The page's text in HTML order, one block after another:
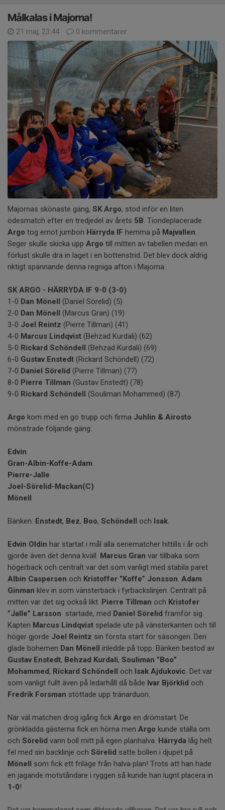
Målkalas i Majorna!
21 maj, 23:44 0 kommentarer
Majornas skönaste gäng, SK Argo, stod inför en liten
ödesmatch efter en tredjedel av årets 5B . Tiondeplacerade
Argo tog emot jumbon Härryda IF hemma på Majvallen
Seger skulle skicka upp Argo till mitten av tabellen medan en
förlust skulle dra in laget i en bottenstrid. Det blev dock aldrig
riktigt spännande denna regniga afton i Majorna.
SK ARGO - HÄRRYDA IF 9-0 (3-0)
1-0 Dan Mönell (Daniel Sörelid) (5)
2-0 Dan Mönell (Marcus Gran) (19)
3-0 Joel Reintz (Pierre Tillman) (41)
4-0 Marcus Lindqvist (Behzad Kurdali) (62)
5-0 Rickard Schöndell (Behzad Kurdali) (69)
6-0 Gustav Enstedt (Rickard Schöndell) (72)
7-0 Daniel Sörelid (Pierre Tillman) (77)
8-0 Pierre Tillman (Gustav Enstedt) (78)
9-0 Rickard Schöndell (Souliman Mohammed) (87)
Argo kom med en go trupp och firma Juhlin & Airosto
mönstrade följande gäng:
Edvin
Gran-Albin-Koffe-Adam
Pierre-Jalle
Joel-Sörelid-Mackan(C)
Mönell
Bänken: Enstedt, Bez, Boo, Schöndell och Isak
Edvin Oldin har startat i mål alla seriematcher hittills i år och
gjorde även det denna kväll. Marcus Gran var tillbaka som
högerback och centralt var det som vanligt med stabila paret
Albin Caspersen och Kristoffer ”Koffe” Jonsson Adam
Ginman klev in som vänsterback i fyrbackslinjen. Centralt på
mitten var det sig också likt. Pierre Tillman och Kristofer
”Jalle” Larsson startade, med Daniel Sörelid framför sig.
Kapten Marcus Lindqvist spelade ute på vänsterkanten och till
höger gjorde Joel Reintz sin första start för säsongen. Den
glade bohemen Dan Mönell inledde på topp. Bänken bestod av
Gustav Enstedt, Behzad Kurdali, Souliman ”Boo”
Mohammed, Rickard Schöndell och Isak Ajdukovic . Det var
som vanligt fullt även på ledarhåll då både Ivar Björklid och
Fredrik Forsman stöttade upp tränarduon.
När väl matchen drog igång fick Argo en drömstart. De
grönklädda gästerna fick en hörna men Argo kunde ställa om
och Sörelid vann boll mitt på egen planhalva. Härryda låg helt
fel med sin backlinje och Sörelid satte bollen i djupet på
Mönell som fick ett friläge från halva plan! Trots att han hade
en jagande motståndare i ryggen så kunde han lugnt placera in
1-0!